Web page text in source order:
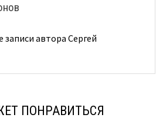
записи автора Сергей
ПОНРАВИТЬСЯ